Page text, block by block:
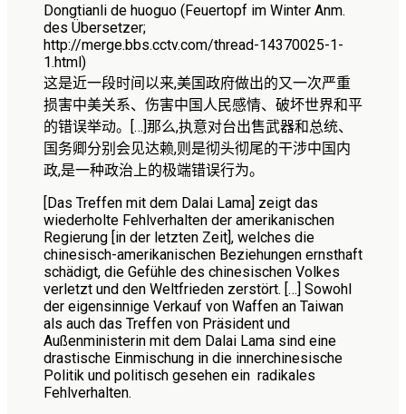
Dongtianli de huoguo (Feuertopf im Winter Anm.
des Übersetzer;
http://merge.bbs.cctv.com/thread-14370025-1-
1.html)
这是近一段时间以来,美国政府做出的又一次严重
损害中美关系、伤害中国人民感情、破坏世界和平
的错误举动。 […]那么,执意对台出售武器和总统、
国务卿分别会见达赖,则是彻头彻尾的干涉中国内
政,是一种政治上的极端错误行为。
[Das Treffen mit dem Dalai Lama] zeigt das
wiederholte Fehlverhalten der amerikanischen
Regierung [in der letzten Zeit], welches die
chinesisch-amerikanischen Beziehungen ernsthaft
schädigt, die Gefühle des chinesischen Volkes
verletzt und den Weltfrieden zerstört. […] Sowohl
der eigensinnige Verkauf von Waffen an Taiwan
als auch das Treffen von Präsident und
Außenministerin mit dem Dalai Lama sind eine
drastische Einmischung in die innerchinesische
Politik und politisch gesehen ein radikales
Fehlverhalten.